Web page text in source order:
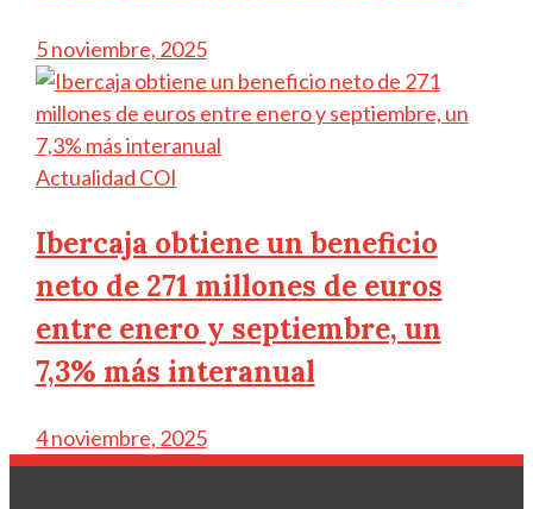
5 noviembre, 2025
Actualidad COI
Ibercaja obtiene un beneficio
neto de 271 millones de euros
entre enero y septiembre, un
7,3% más interanual
4 noviembre, 2025